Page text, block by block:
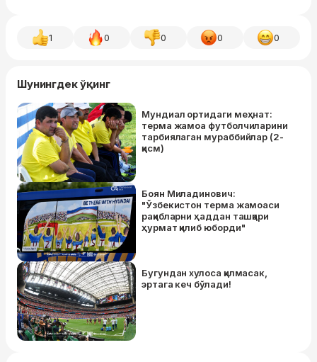
1 0 0 0 0
Шунингдек ўқинг
Мундиал ортидаги меҳнат:
терма жамоа футболчиларини
тарбиялаган мураббийлар (2-
қисм)
Боян Миладинович:
"Ўзбекистон терма жамоаси
рақибларни ҳаддан ташқари
ҳурмат қилиб юборди"
Бугундан хулоса қилмасак,
эртага кеч бўлади!